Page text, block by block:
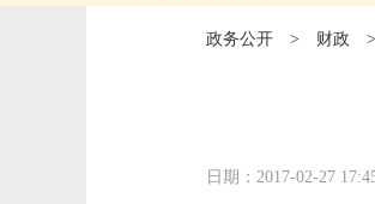
政务公开 > 财政
日期：2017-02-27